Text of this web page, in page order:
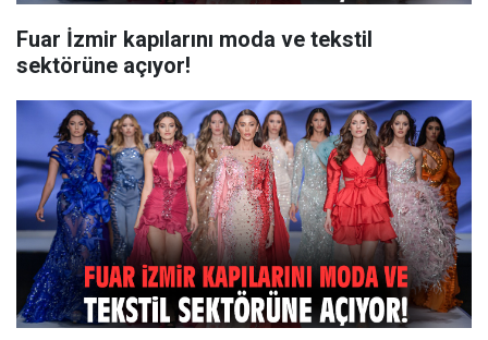
Fuar İzmir kapılarını moda ve tekstil
sektörüne açıyor!